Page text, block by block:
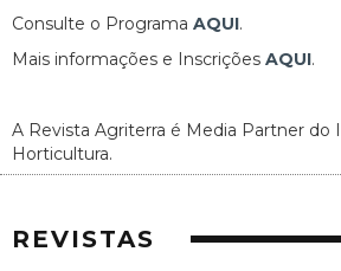
Consulte o Programa AQUI.
Mais informações e Inscrições AQUI.
A Revista Agriterra é Media Partner do
Horticultura.
REVISTAS